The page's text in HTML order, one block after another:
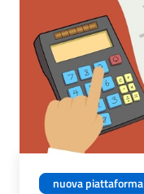
nuova piattaforma